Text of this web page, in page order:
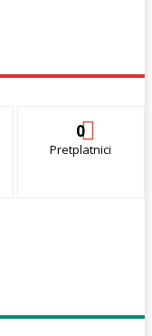
0
Pretplatnici